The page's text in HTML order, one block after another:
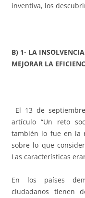
inventiva, los
B) 1- LA
MEJORAR LA
El 13 de
artículo “Un reto
también lo fue en la
sobre lo que
Las características
En los países
ciudadanos tienen